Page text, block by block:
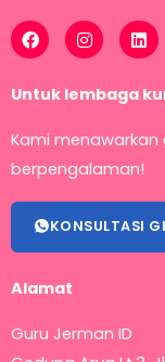
F
a
c
b
o
k
I
n
s
a
r
a
m
L
i
n
e
i
n
Untuk lembaga
Kami
berpengalaman!
KONSULTASI
Alamat
Guru Jerman ID